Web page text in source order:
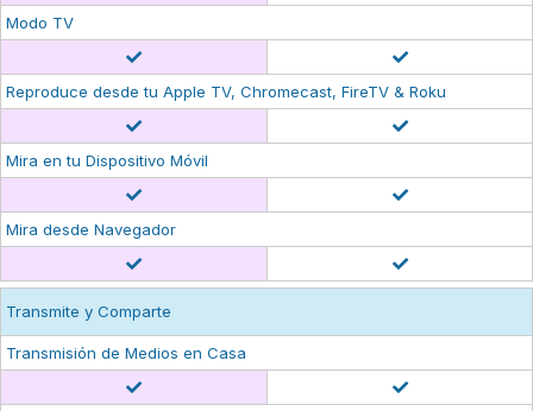
Modo TV
Reproduce desde tu Apple TV, Chromecast, FireTV & Roku
Mira en tu Dispositivo Móvil
Mira desde Navegador
Transmite y Comparte
Transmisión de Medios en Casa